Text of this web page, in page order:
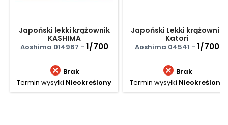
Japoński lekki krążownik
KASHIMA
Aoshima 014967 - 1/700
 Brak
Termin wysyłki Nieokreślony
Japoński Lekki krążownik
Katori
Aoshima 04541 - 1/700
 Brak
Termin wysyłki Nieokreślony